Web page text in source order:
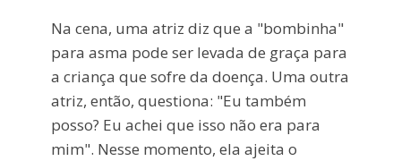
Na cena, uma atriz diz que a "bombinha"
para asma pode ser levada de graça para
a criança que sofre da doença. Uma outra
atriz, então, questiona: "Eu também
posso? Eu achei que isso não era para
mim". Nesse momento, ela ajeita o